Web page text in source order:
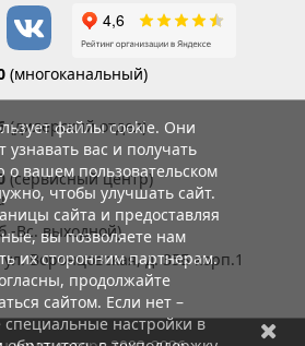
(многоканальный)
(дилерский отдел)
(сервисный центр)
Вс. выходной)
Воронцовская, д. 35Б корп.1
файлы cookie. Они
узнавать вас и получать
вашем пользовательском
чтобы улучшать сайт.
сайта и предоставляя
вы позволяете нам
их сторонним партнерам.
продолжайте
сайтом. Если нет –
специальные настройки в